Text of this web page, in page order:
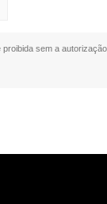
sem a